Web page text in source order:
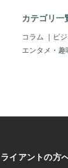
も有る。私
になると忘れ
いると昔の
す。長女は
登校する時間
経験があり
をしていま
カテゴリ一
コラム ｜ ビ
エンタメ・趣